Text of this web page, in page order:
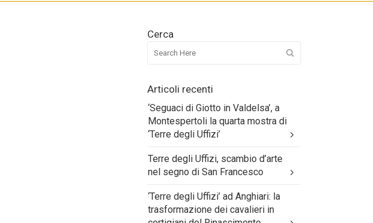
Cerca
Articoli recenti
‘Seguaci di Giotto in Valdelsa’, a
Montespertoli la quarta mostra di
‘Terre degli Uffizi’
Terre degli Uffizi, scambio d’arte
nel segno di San Francesco
‘Terre degli Uffizi’ ad Anghiari: la
trasformazione dei cavalieri in